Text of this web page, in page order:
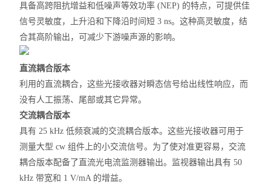
具备高跨阻抗增益和低噪声等效功率 (NEP) 的特点，可提供佳
信号灵敏度，上升沿和下降沿时间短 3 ns。这种高灵敏度，结
合其高阶输出，可减少下游噪声源的影响。
直流耦合版本
利用的直流耦合，这些光接收器对瞬态信号给出线性响应，而
没有人工振荡、尾部或其它异常。
交流耦合版本
具有 25 kHz 低频衰减的交流耦合版本。这些光接收器可用于
测量大型 cw 组件上的小交流信号。为了使对准更容易，交流
耦合版本配备了直流光电流监测器输出。监视器输出具有 50
kHz 带宽和 1 V/mA 的增益。